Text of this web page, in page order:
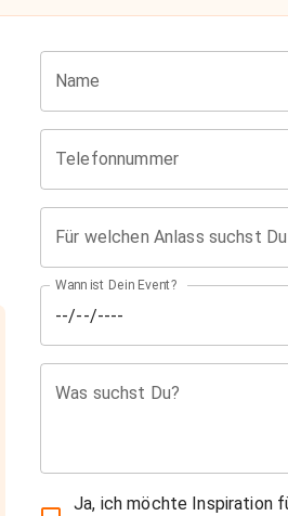
Name
Telefonnummer
Für welchen Anlass suchst
Wann ist Dein Event?
Was suchst Du?
Ja, ich möchte Inspiration